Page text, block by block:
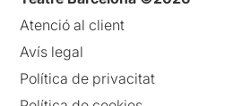
Atenció al client
Avís legal
Política de privacitat